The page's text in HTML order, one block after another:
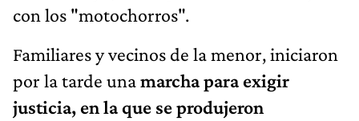
con los "motochorros".
Familiares y vecinos de la menor, iniciaron
por la tarde unamarcha para exigir
justicia, en la que se produjeron